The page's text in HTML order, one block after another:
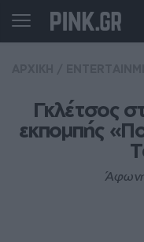
Γκλέτσος
εκπομπής
Άφωνη